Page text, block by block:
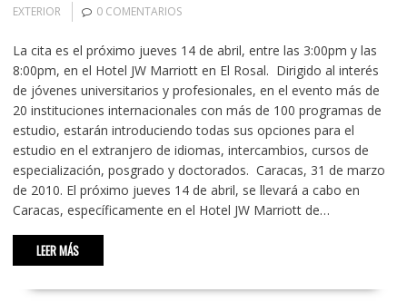
EXTERIOR
0 COMENTARIOS
La cita es el próximo jueves 14 de abril, entre las 3:00pm y las
8:00pm, en el Hotel JW Marriott en El Rosal. Dirigido al interés
de jóvenes universitarios y profesionales, en el evento más de
20 instituciones internacionales con más de 100 programas de
estudio, estarán introduciendo todas sus opciones para el
estudio en el extranjero de idiomas, intercambios, cursos de
especialización, posgrado y doctorados. Caracas, 31 de marzo
de 2010. El próximo jueves 14 de abril, se llevará a cabo en
Caracas, específicamente en el Hotel JW Marriott de…
LEER MÁS